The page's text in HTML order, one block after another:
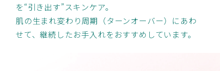
を“引き出す”スキンケア。
肌の生まれ変わり周期（ターンオーバー）にあわ
せて、継続したお手入れをおすすめしています。